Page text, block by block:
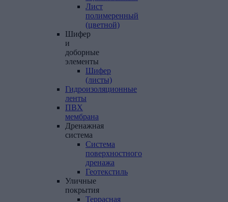
Лист
полимеренный
(цветной)
Шифер
и
доборные
элементы
Шифер
(листы)
Гидроизоляционные
ленты
ПВХ
мембрана
Дренажная
система
Система
поверхностного
дренажа
Геотекстиль
Уличные
покрытия
Террасная